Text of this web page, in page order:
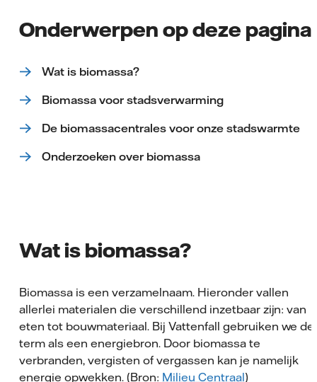
Onderwerpen op deze pagina
Wat is biomassa?
Biomassa voor stadsverwarming
De biomassacentrales voor onze stadswarmte
Onderzoeken over biomassa
Wat is biomassa?
Biomassa is een verzamelnaam. Hieronder vallen
allerlei materialen die verschillend inzetbaar zijn: van
eten tot bouwmateriaal. Bij Vattenfall gebruiken we de
term als een energiebron. Door biomassa te
verbranden, vergisten of vergassen kan je namelijk
energie opwekken. (Bron: Milieu Centraal)